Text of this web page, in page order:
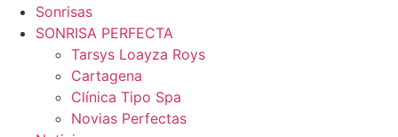
Sonrisas
SONRISA PERFECTA
Tarsys Loayza Roys
Cartagena
Clínica Tipo Spa
Novias Perfectas